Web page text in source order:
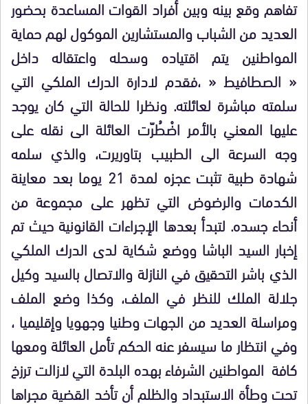
تفاهم وقع بينه وبين أفراد القوات المساعدة بحضور
العديد من الشباب والمستشارين الموكول لهم حماية
المواطنين يتم اقتياده وسحله واعتقاله داخل
« الصطافيط « ،فقدم لادارة الدرك الملكي التي
سلمته مباشرة لعائلته. ونظرا للحالة التي كان يوجد
عليها المعني بالأمر اضْطُرّت العائلة الى نقله على
وجه السرعة الى الطبيب بتاوريرت، والذي سلمه
شهادة طبية تثبت عجزه لمدة 21 يوما بعد معاينة
الكدمات والرضوض التي تظهر على مجموعة من
أنحاء جسده. لتبدأ بعدها الإجراءات القانونية حيث تم
إخبار السيد الباشا ووضع شكاية لدى الدرك الملكي
الذي باشر التحقيق في النازلة والاتصال بالسيد وكيل
جلالة الملك للنظر في الملف، وكذا وضع الملف
ومراسلة العديد من الجهات وطنيا وجهويا وإقليميا ،
وفي انتظار ما سيسفر عنه الحكم تأمل العائلة ومعها
كافة المواطنين الشرفاء بهده البلدة التي لازالت ترزخ
تحت وطأة الاستبداد والظلم أن تأخد القضية مجراها